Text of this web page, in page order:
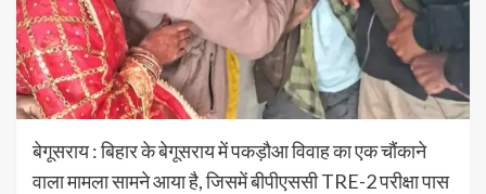
बेगूसराय : बिहार के बेगूसराय में पकड़ौआ विवाह का एक चौंकाने
वाला मामला सामने आया है, जिसमें बीपीएससी TRE-2 परीक्षा पास